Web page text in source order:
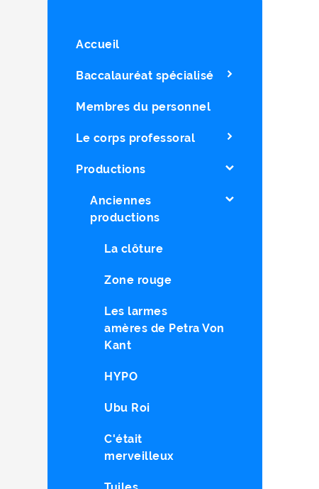
Accueil
Baccalauréat spécialisé
Membres du personnel
Le corps professoral
Productions
Anciennes
productions
La clôture
Zone rouge
Les larmes
amères de Petra Von
Kant
HYPO
Ubu Roi
C'était
merveilleux